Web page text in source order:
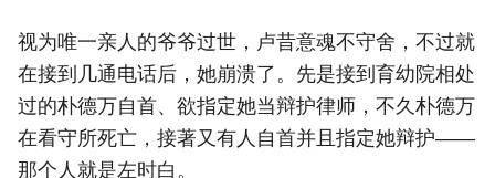
视为唯一亲人的爷爷过世，卢昔意魂不守舍，不过就
在接到几通电话后，她崩溃了。先是接到育幼院相处
过的朴德万自首、欲指定她当辩护律师，不久朴德万
在看守所死亡，接著又有人自首并且指定她辩护――
那个人就是左时白。